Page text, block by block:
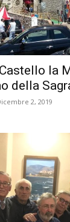
la
della
2, 2019